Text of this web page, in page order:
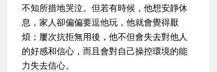
不知所措地哭泣。但若有時候，他想安靜休
息，家人卻偏偏要逗他玩，他就會覺得厭
煩；屢次抗拒無用後，他不但會失去對他人
的好感和信心，而且會對自己操控環境的能
力失去信心。